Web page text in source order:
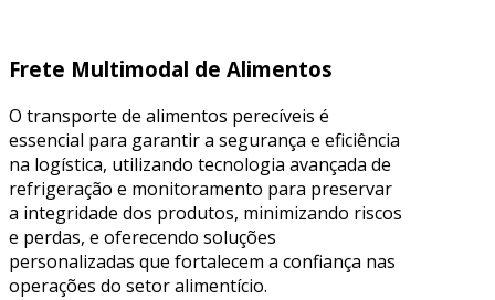
Frete Multimodal de Alimentos
O transporte de alimentos perecíveis é
essencial para garantir a segurança e eficiência
na logística, utilizando tecnologia avançada de
refrigeração e monitoramento para preservar
a integridade dos produtos, minimizando riscos
e perdas, e oferecendo soluções
personalizadas que fortalecem a confiança nas
operações do setor alimentício.